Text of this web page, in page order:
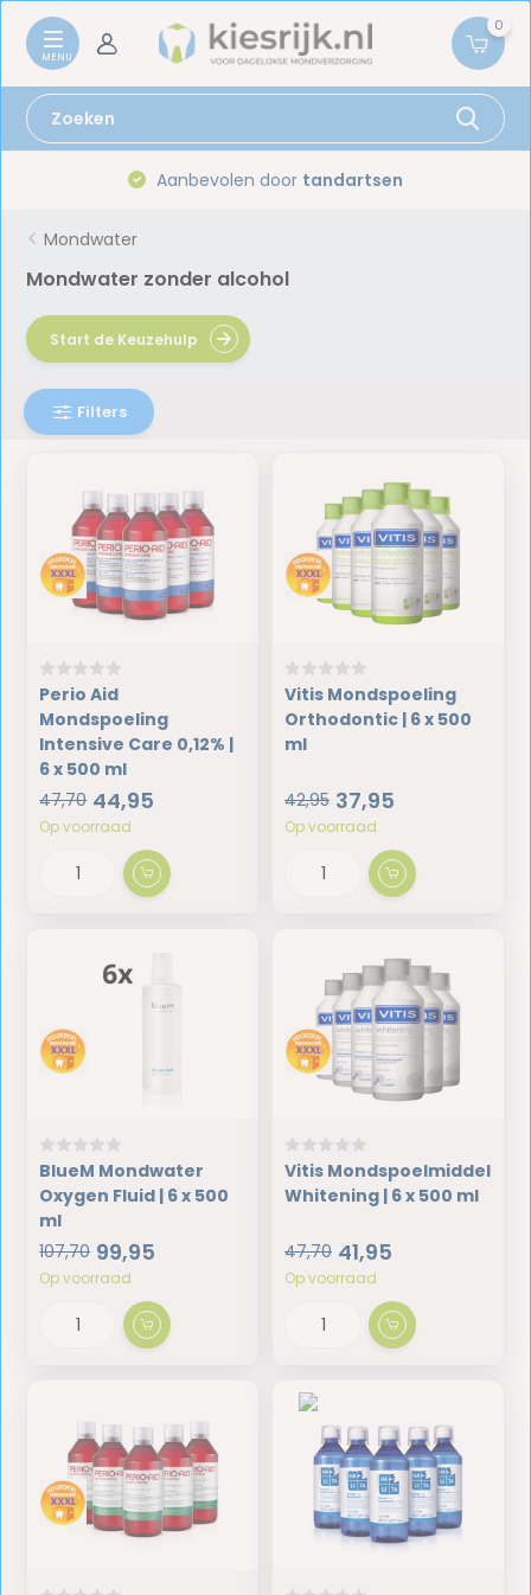
0
Gratis verzenden vanaf59,-
Mondwater
Mondwater zonder alcohol
Filters
Start de Keuzehulp
Perio Aid
Mondspoeling
Intensive Care 0,12% |
6 x 500 ml
47,70 44,95
Op voorraad
Vitis Mondspoeling
Orthodontic | 6 x 500
ml
42,95 37,95
Op voorraad
BlueM Mondwater
Oxygen Fluid | 6 x 500
ml
107,70 99,95
Op voorraad
Vitis Mondspoelmiddel
Whitening | 6 x 500 ml
47,70 41,95
Op voorraad